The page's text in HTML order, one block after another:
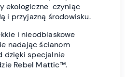
ekologiczne czyniąc
i przyjazną środowisku.
i nieodblaskowe
nadając ścianom
dzięki specjalnie
Rebel Mattic™.